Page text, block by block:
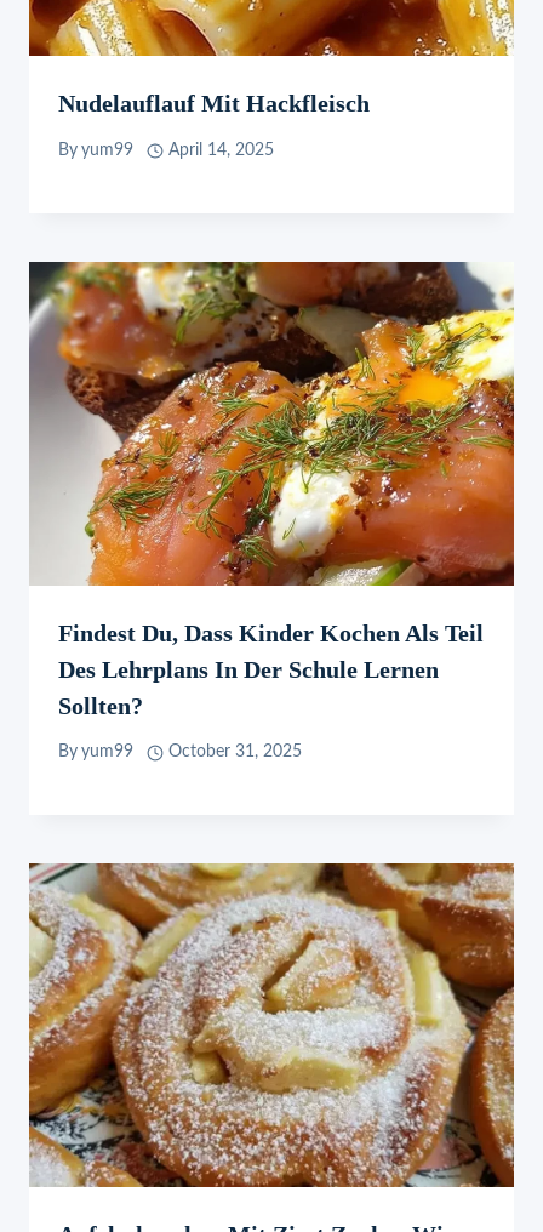
Nudelauflauf Mit Hackfleisch
By yum99 April 14, 2025
Findest Du, Dass Kinder Kochen Als Teil
Des Lehrplans In Der Schule Lernen
Sollten?
By yum99 October 31, 2025